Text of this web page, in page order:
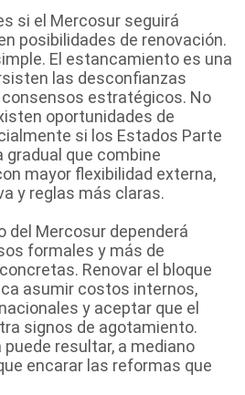
si el Mercosur seguirá
posibilidades de renovación.
El estancamiento es una
las desconfianzas
estratégicos. No
oportunidades de
si los Estados Parte
que combine
mayor flexibilidad externa,
y reglas más claras.
del Mercosur dependerá
formales y más de
Renovar el bloque
asumir costos internos,
y aceptar que el
signos de agotamiento.
resultar, a mediano
encarar las reformas que